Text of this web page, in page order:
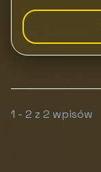
1 - 2 z 2 wpisów